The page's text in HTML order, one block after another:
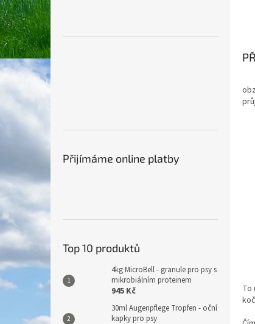
Přijímáme online platby
Top 10 produktů
4kg MicroBell - granule pro psy s
mikrobiálním proteinem
945 Kč
30ml Augenpflege Tropfen - oční
kapky pro psy
To